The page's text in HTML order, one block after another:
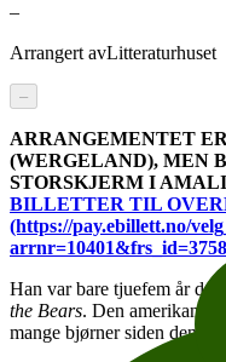
–
Arrangert avLitteraturhuset
–
ARRANGEMENTET
(WERGELAND), MEN
STORSKJERM I
BILLETTER TIL
(https://pay.ebillett.no/
Han var bare tjuefem år da
the Bears. Den
mange bjørner siden den